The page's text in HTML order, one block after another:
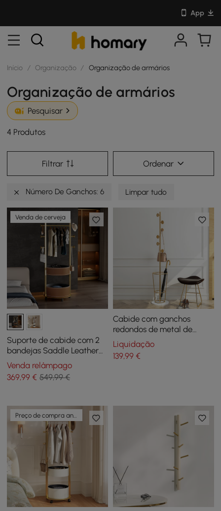
App
Início / Organização / Organização de armários
Organização de armários
Pesquisar
4 Produtos
Filtrar Ordenar
Número De Ganchos: 6 Limpar tudo
Venda de cerveja
Suporte de cabide com 2
bandejas Saddle Leather
Hall Tree
Venda relâmpago
369,99 € 549,99 €
Cabide com ganchos
redondos de metal de
entrada de 67" com porta-
guarda-chuvas Base-Gold
Liquidação
139,99€